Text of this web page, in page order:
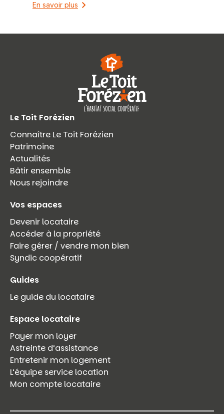
En savoir plus
Le Toit Forézien
Connaître Le Toit Forézien
Patrimoine
Actualités
Bâtir ensemble
Nous rejoindre
Vos espaces
Devenir locataire
Accéder à la propriété
Faire gérer / vendre mon bien
Syndic coopératif
Guides
Le guide du locataire
Espace locataire
Payer mon loyer
Astreinte d’assistance
Entretenir mon logement
L’équipe service location
Mon compte locataire